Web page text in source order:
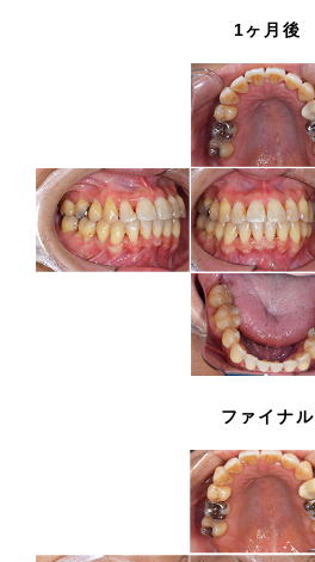
1ヶ月後
ファイナル